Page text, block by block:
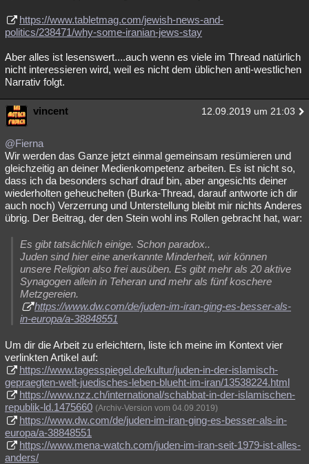
https://www.tabletmag.com/jewish-news-and-
politics/238471/why-some-iranian-jews-stay
Aber alles ist lesenswert....auch wenn es viele im Thread natürlich
nicht interessieren wird, weil es nicht dem üblichen anti-westlichen
Narrativ folgt.
vincent 12.09.2019 um 21:03
@Fierna
Wir werden das Ganze jetzt einmal gemeinsam resümieren und
gleichzeitig an deiner Medienkompetenz arbeiten. Es ist nicht so,
dass ich da besonders scharf drauf bin, aber angesichts deiner
wiederholten geheuchelten (Burka-Thread, darauf antworte ich dir
auch noch) Verzerrung und Unterstellung bleibt mir nichts Anderes
übrig. Der Beitrag, der den Stein wohl ins Rollen gebracht hat, war:
Es gibt tatsächlich einige. Schon paradox..
Juden sind hier eine anerkannte Minderheit, wir können
unsere Religion also frei ausüben. Es gibt mehr als 20 aktive
Synagogen allein in Teheran und mehr als fünf koschere
Metzgereien.
https://www.dw.com/de/juden-im-iran-ging-es-besser-als-
in-europa/a-38848551
Um dir die Arbeit zu erleichtern, liste ich meine im Kontext vier
verlinkten Artikel auf:
https://www.tagesspiegel.de/kultur/juden-in-der-islamisch-
gepraegten-welt-juedisches-leben-blueht-im-iran/13538224.html
https://www.nzz.ch/international/schabbat-in-der-islamischen-
republik-ld.1475660 (Archiv-Version vom 04.09.2019)
https://www.dw.com/de/juden-im-iran-ging-es-besser-als-in-
europa/a-38848551
https://www.mena-watch.com/juden-im-iran-seit-1979-ist-alles-
anders/